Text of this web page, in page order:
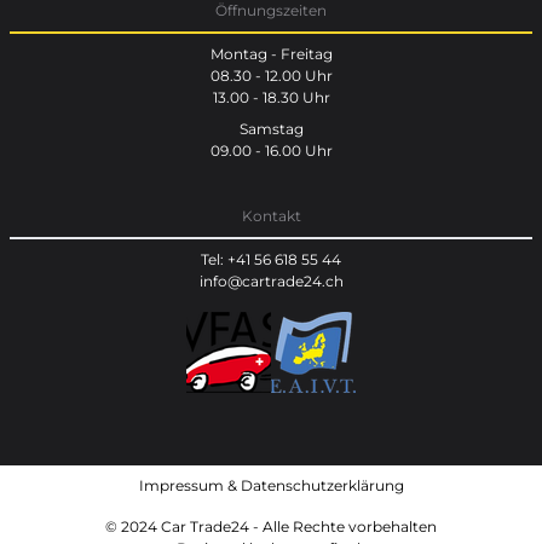
Öffnungszeiten
Montag - Freitag
08.30 - 12.00 Uhr
13.00 - 18.30 Uhr
Samstag
09.00 - 16.00 Uhr
Kontakt
Tel: +41 56 618 55 44
info@cartrade24.ch
Impressum & Datenschutzerklärung
© 2024 Car Trade24 - Alle Rechte vorbehalten